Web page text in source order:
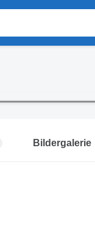
Bildergalerie